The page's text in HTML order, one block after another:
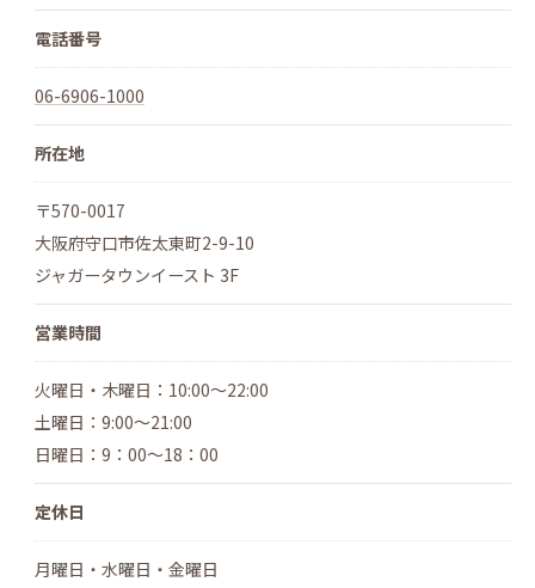
電話番号
06-6906-1000
所在地
〒570-0017
大阪府守口市佐太東町2-9-10
ジャガータウンイースト 3F
営業時間
火曜日・木曜日：10:00～22:00
土曜日：9:00～21:00
日曜日：9：00～18：00
定休日
月曜日・水曜日・金曜日